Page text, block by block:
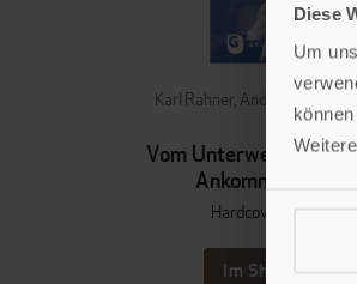
Diese
Um
Karl Rahner, Andreas R.
Suchla
Vom Unterwegssein,
Ankommen für
Hardcover mit
Im Shop ansehen